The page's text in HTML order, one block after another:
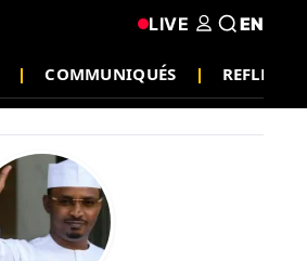
COMMUNIQUÉS
LIVE EN